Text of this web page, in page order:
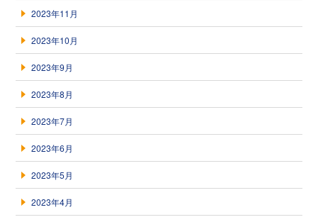
2023年11月
2023年10月
2023年9月
2023年8月
2023年7月
2023年6月
2023年5月
2023年4月